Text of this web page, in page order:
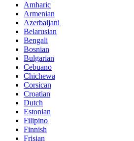
Amharic
Armenian
Azerbaijani
Belarusian
Bengali
Bosnian
Bulgarian
Cebuano
Chichewa
Corsican
Croatian
Dutch
Estonian
Filipino
Finnish
Frisian